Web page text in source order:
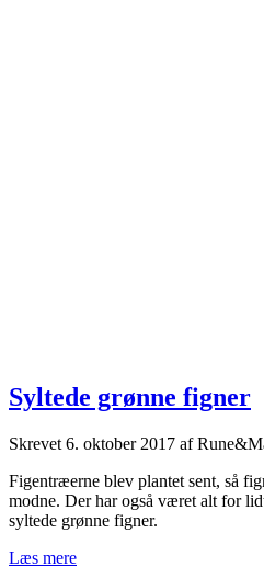
Syltede grønne figner
Skrevet 6. oktober 2017 af
Figentræerne blev plantet sent, så
modne. Der har også været alt for
syltede grønne figner.
Læs mereSyltede